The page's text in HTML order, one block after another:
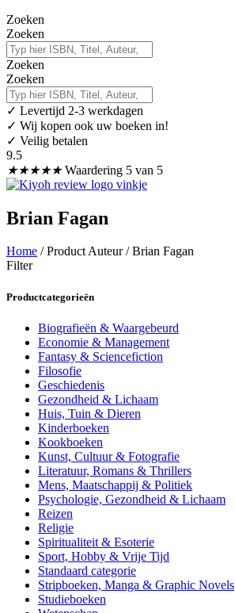
Zoeken
Zoeken
Zoeken
Zoeken
✓ Levertijd 2-3 werkdagen
✓ Wij kopen ook uw boeken in!
✓ Veilig betalen
9.5
★★★★★ Waardering 5 van 5
Brian Fagan
Home / Product Auteur / Brian Fagan
Filter
Productcategorieën
Biografieën & Waargebeurd
Economie & Management
Fantasy & Sciencefiction
Filosofie
Geschiedenis
Gezondheid & Lichaam
Huis, Tuin & Dieren
Kinderboeken
Kookboeken
Kunst, Cultuur & Fotografie
Literatuur, Romans & Thrillers
Mens, Maatschappij & Politiek
Psychologie, Gezondheid & Lichaam
Reizen
Religie
Spiritualiteit & Esoterie
Sport, Hobby & Vrije Tijd
Standaard categorie
Stripboeken, Manga & Graphic Novels
Studieboeken